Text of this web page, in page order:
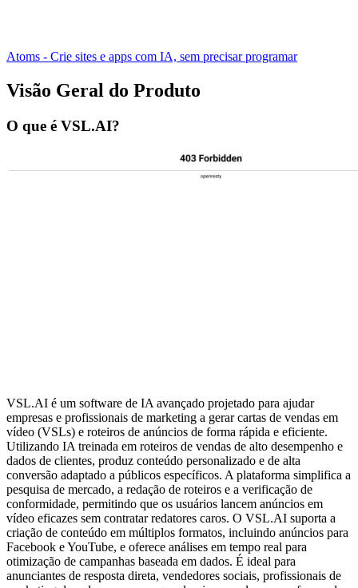
Atoms - Crie sites e apps com IA, sem precisar programar
Visão Geral do Produto
O que é VSL.AI?
VSL.AI é um software de IA avançado projetado para ajudar
empresas e profissionais de marketing a gerar cartas de vendas em
vídeo (VSLs) e roteiros de anúncios de forma rápida e eficiente.
Utilizando IA treinada em roteiros de vendas de alto desempenho e
dados de clientes, produz conteúdo personalizado e de alta
conversão adaptado a públicos específicos. A plataforma simplifica a
pesquisa de mercado, a redação de roteiros e a verificação de
conformidade, permitindo que os usuários lancem anúncios em
vídeo eficazes sem contratar redatores caros. O VSL.AI suporta a
criação de conteúdo em múltiplos formatos, incluindo anúncios para
Facebook e YouTube, e oferece análises em tempo real para
otimização de campanhas baseada em dados. É ideal para
anunciantes de resposta direta, vendedores sociais, profissionais de